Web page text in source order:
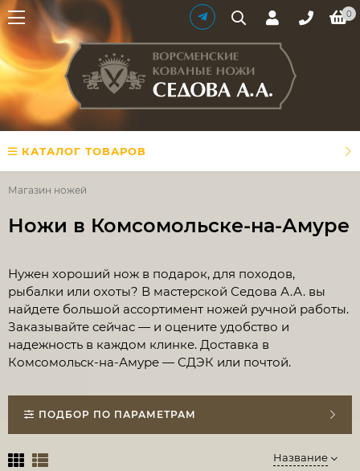
0
КАТАЛОГ ТОВАРОВ
Магазин ножей
Ножи в Комсомольске-на-Амуре
​Нужен хороший нож в подарок, для походов,
рыбалки или охоты? В мастерской Седова А.А. вы
найдете большой ассортимент ножей ручной работы.
Заказывайте сейчас — и оцените удобство и
надежность в каждом клинке. Доставка в
Комсомольск-на-Амуре — СДЭК или почтой.
ПОДБОР ПО ПАРАМЕТРАМ
Название